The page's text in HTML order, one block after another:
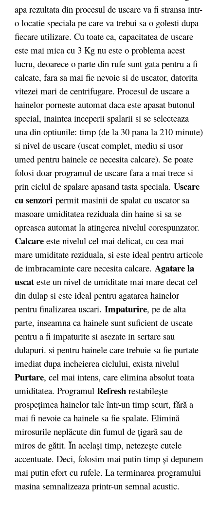
apa rezultata din procesul de uscare va fi stransa intr-
o locatie speciala pe care va trebui sa o golesti dupa
fiecare utilizare. Cu toate ca, capacitatea de uscare
este mai mica cu 3 Kg nu este o problema acest
lucru, deoarece o parte din rufe sunt gata pentru a fi
calcate, fara sa mai fie nevoie si de uscator, datorita
vitezei mari de centrifugare. Procesul de uscare a
hainelor porneste automat daca este apasat butonul
special, inaintea inceperii spalarii si se selecteaza
una din optiunile: timp (de la 30 pana la 210 minute)
si nivel de uscare (uscat complet, mediu si usor
umed pentru hainele ce necesita calcare). Se poate
folosi doar programul de uscare fara a mai trece si
prin ciclul de spalare apasand tasta speciala. Uscare
cu senzori permit masinii de spalat cu uscator sa
masoare umiditatea reziduala din haine si sa se
opreasca automat la atingerea nivelul corespunzator.
Calcare este nivelul cel mai delicat, cu cea mai
mare umiditate reziduala, si este ideal pentru articole
de imbracaminte care necesita calcare. Agatare la
uscat este un nivel de umiditate mai mare decat cel
din dulap si este ideal pentru agatarea hainelor
pentru finalizarea uscari. Impaturire, pe de alta
parte, inseamna ca hainele sunt suficient de uscate
pentru a fi impaturite si asezate in sertare sau
dulapuri. si pentru hainele care trebuie sa fie purtate
imediat dupa incheierea ciclului, exista nivelul
Purtare, cel mai intens, care elimina absolut toata
umiditatea. Programul Refresh restabilește
prospețimea hainelor tale într-un timp scurt, fără a
mai fi nevoie ca hainele sa fie spalate. Elimină
mirosurile neplăcute din fumul de țigară sau de
miros de gătit. În același timp, netezește cutele
accentuate. Deci, folosim mai putin timp şi depunem
mai putin efort cu rufele. La terminarea programului
masina semnalizeaza printr-un semnal acustic.